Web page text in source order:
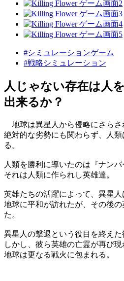
#シミュレーションゲーム
#戦略シミュレーション
人じゃない存在は人
出来るか？
地球は異星人から侵略にさらさ
絶対的な劣勢にも関わらず、人
る。
人類を勝利に導いたのは『ナンバ
それは人類に作られし英雄達。
英雄たちの活躍によって、異星人
地球に平和が訪れたが、その後
た。
異星人の撃退という役目を終えた
しかし、彼ら英雄の亡霊が再び
地球は更なる戦火に包まれる。